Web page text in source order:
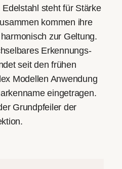
steht für Stärke
kommen ihre
zur Geltung.
Erkennungs­
seit den frühen
Modellen Anwendung
eingetragen.
Grundpfeiler der